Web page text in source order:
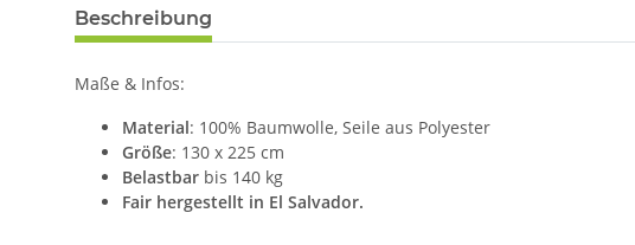
Beschreibung
Maße & Infos:
Material: 100% Baumwolle, Seile aus Polyester
Größe: 130 x 225 cm
Belastbar bis 140 kg
Fair hergestellt in El Salvador.